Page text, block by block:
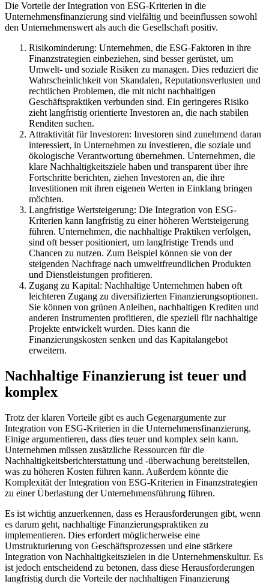
Die Vorteile der Integration von ESG-Kriterien in die
Unternehmensfinanzierung sind vielfältig und beeinflussen sowohl
den Unternehmenswert als auch die Gesellschaft positiv.
Risikominderung: Unternehmen, die ESG-Faktoren in ihre
Finanzstrategien einbeziehen, sind besser gerüstet, um
Umwelt- und soziale Risiken zu managen. Dies reduziert die
Wahrscheinlichkeit von Skandalen, Reputationsverlusten und
rechtlichen Problemen, die mit nicht nachhaltigen
Geschäftspraktiken verbunden sind. Ein geringeres Risiko
zieht langfristig orientierte Investoren an, die nach stabilen
Renditen suchen.
Attraktivität für Investoren: Investoren sind zunehmend daran
interessiert, in Unternehmen zu investieren, die soziale und
ökologische Verantwortung übernehmen. Unternehmen, die
klare Nachhaltigkeitsziele haben und transparent über ihre
Fortschritte berichten, ziehen Investoren an, die ihre
Investitionen mit ihren eigenen Werten in Einklang bringen
möchten.
Langfristige Wertsteigerung: Die Integration von ESG-
Kriterien kann langfristig zu einer höheren Wertsteigerung
führen. Unternehmen, die nachhaltige Praktiken verfolgen,
sind oft besser positioniert, um langfristige Trends und
Chancen zu nutzen. Zum Beispiel können sie von der
steigenden Nachfrage nach umweltfreundlichen Produkten
und Dienstleistungen profitieren.
Zugang zu Kapital: Nachhaltige Unternehmen haben oft
leichteren Zugang zu diversifizierten Finanzierungsoptionen.
Sie können von grünen Anleihen, nachhaltigen Krediten und
anderen Instrumenten profitieren, die speziell für nachhaltige
Projekte entwickelt wurden. Dies kann die
Finanzierungskosten senken und das Kapitalangebot
erweitern.
Nachhaltige Finanzierung ist teuer und
komplex
Trotz der klaren Vorteile gibt es auch Gegenargumente zur
Integration von ESG-Kriterien in die Unternehmensfinanzierung.
Einige argumentieren, dass dies teuer und komplex sein kann.
Unternehmen müssen zusätzliche Ressourcen für die
Nachhaltigkeitsberichterstattung und -überwachung bereitstellen,
was zu höheren Kosten führen kann. Außerdem könnte die
Komplexität der Integration von ESG-Kriterien in Finanzstrategien
zu einer Überlastung der Unternehmensführung führen.
Es ist wichtig anzuerkennen, dass es Herausforderungen gibt, wenn
es darum geht, nachhaltige Finanzierungspraktiken zu
implementieren. Dies erfordert möglicherweise eine
Umstrukturierung von Geschäftsprozessen und eine stärkere
Integration von Nachhaltigkeitszielen in die Unternehmenskultur. Es
ist jedoch entscheidend zu betonen, dass diese Herausforderungen
langfristig durch die Vorteile der nachhaltigen Finanzierung